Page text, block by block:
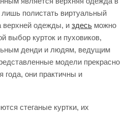
полистать виртуальный
верхней одежды, и здесь можно
выбор курток и пуховиков,
денди и людям, ведущим
модели прекрасно
года, они практичны и
стеганые куртки, их